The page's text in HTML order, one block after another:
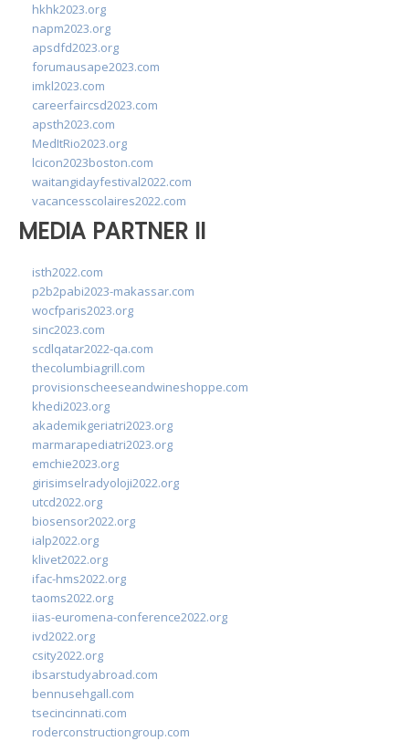
hkhk2023.org
napm2023.org
apsdfd2023.org
forumausape2023.com
imkl2023.com
careerfaircsd2023.com
apsth2023.com
MedItRio2023.org
lcicon2023boston.com
waitangidayfestival2022.com
vacancesscolaires2022.com
MEDIA PARTNER II
isth2022.com
p2b2pabi2023-makassar.com
wocfparis2023.org
sinc2023.com
scdlqatar2022-qa.com
thecolumbiagrill.com
provisionscheeseandwineshoppe.com
khedi2023.org
akademikgeriatri2023.org
marmarapediatri2023.org
emchie2023.org
girisimselradyoloji2022.org
utcd2022.org
biosensor2022.org
ialp2022.org
klivet2022.org
ifac-hms2022.org
taoms2022.org
iias-euromena-conference2022.org
ivd2022.org
csity2022.org
ibsarstudyabroad.com
bennusehgall.com
tsecincinnati.com
roderconstructiongroup.com